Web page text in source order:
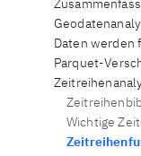
Daten werden
Parquet-
Wichtige